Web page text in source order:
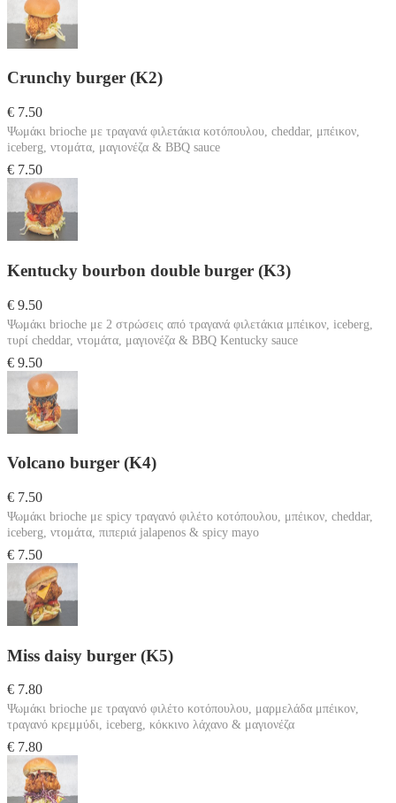
Crunchy burger (K2)
€ 7.50
Ψωμάκι brioche με τραγανά φιλετάκια κοτόπουλου, cheddar, μπέικον,
iceberg, ντομάτα, μαγιονέζα & BBQ sauce
€ 7.50
Kentucky bourbon double burger (K3)
€ 9.50
Ψωμάκι brioche με 2 στρώσεις από τραγανά φιλετάκια μπέικον, iceberg,
τυρί cheddar, ντομάτα, μαγιονέζα & BBQ Kentucky sauce
€ 9.50
Volcano burger (K4)
€ 7.50
Ψωμάκι brioche με spicy τραγανό φιλέτο κοτόπουλου, μπέικον, cheddar,
iceberg, ντομάτα, πιπεριά jalapenos & spicy mayo
€ 7.50
Miss daisy burger (K5)
€ 7.80
Ψωμάκι brioche με τραγανό φιλέτο κοτόπουλου, μαρμελάδα μπέικον,
τραγανό κρεμμύδι, iceberg, κόκκινο λάχανο & μαγιονέζα
€ 7.80